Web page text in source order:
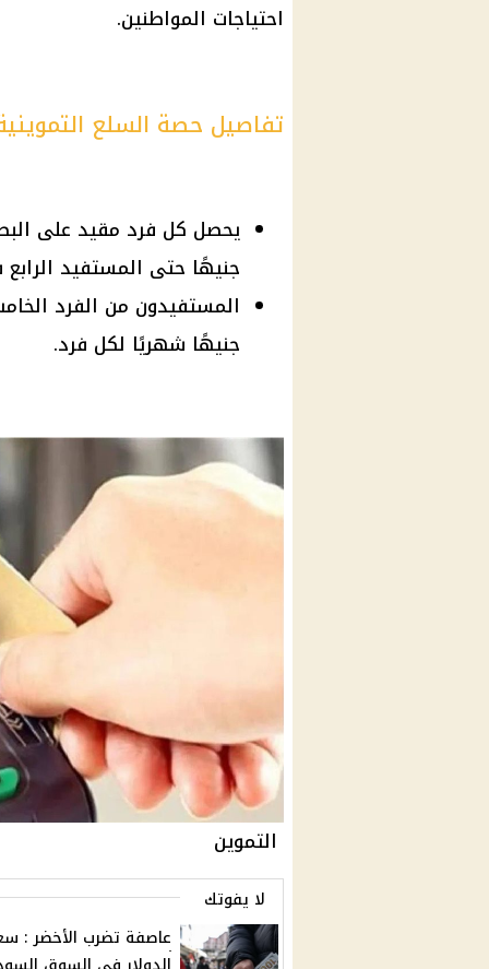
احتياجات المواطنين.
تفاصيل حصة السلع
جنيهًا حتى المستفيد
جنيهًا شهريًا لكل فرد.
التموين
لا يفوتك
عاصفة تضرب الأخضر :